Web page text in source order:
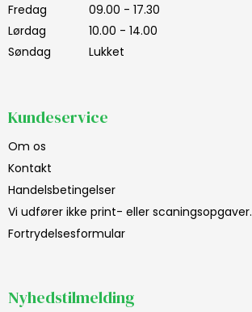
Fredag
09.00 - 17.30
Lørdag
10.00 - 14.00
Søndag
Lukket
Kundeservice
Om os
Kontakt
Handelsbetingelser
Vi udfører ikke print- eller scaningsopgaver.
Fortrydelsesformular
Nyhedstilmelding